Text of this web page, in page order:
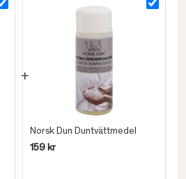
Norsk Dun Duntvättmedel
159 kr